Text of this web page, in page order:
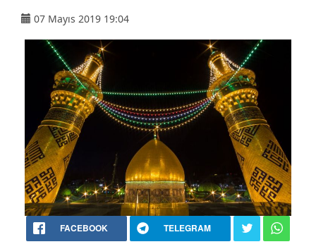
07 Mayıs 2019 19:04
FACEBOOK TELEGRAM